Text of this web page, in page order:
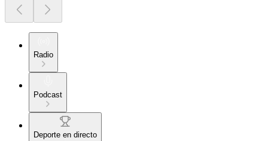
Radio
Podcast
Deporte en directo